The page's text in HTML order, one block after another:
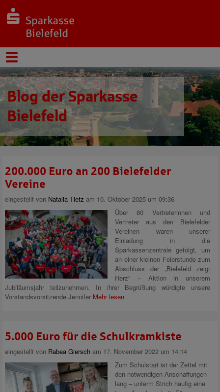
Blog der Sparkasse
Bielefeld
200.000 Euro an 200 Bielefelder
Vereine
eingestellt von Natalia Tietz am 10. Oktober 2025 um 09:36
Über 80 Vertreterinnen und
Vertreter aus den Bielefelder
Vereinen waren unserer
Einladung in die
Sparkassenzentrale gefolgt, um
an einer kleinen Feierstunde zum
Abschluss der „Bielefeld zeigt
Herz“ – Aktion in unserem
Jubiläumsjahr teilzunehmen. In ihrer Begrüßung würdigte unsere
Vorstandsvorsitzende Jennifer Mehr lesen
5.000 Euro für die Schulkramkiste
eingestellt von Rabea Giersch am 17. November 2022 um 14:14
Zum Schulstart ist der Zettel mit
den notwendigen Anschaffungen
lang – unterm Strich häufig eine